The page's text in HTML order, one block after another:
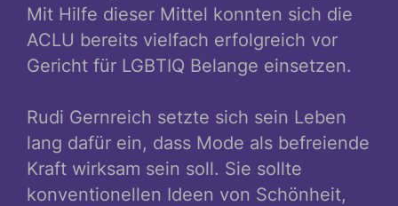
Mit Hilfe dieser Mittel konnten sich die
ACLU bereits vielfach erfolgreich vor
Gericht für LGBTIQ Belange einsetzen.
Rudi Gernreich setzte sich sein Leben
lang dafür ein, dass Mode als befreiende
Kraft wirksam sein soll. Sie sollte
konventionellen Ideen von Schönheit,